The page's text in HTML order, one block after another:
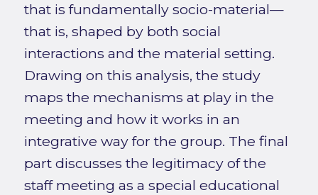
that is fundamentally socio-material—
that is, shaped by both social
interactions and the material setting.
Drawing on this analysis, the study
maps the mechanisms at play in the
meeting and how it works in an
integrative way for the group. The final
part discusses the legitimacy of the
staff meeting as a special educational